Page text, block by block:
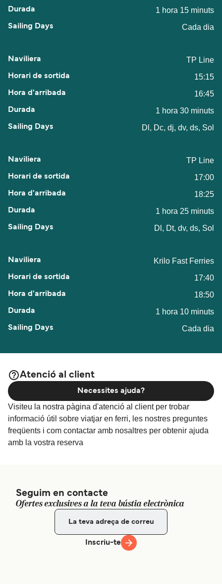
1 hora 15 minuts
Cada dia
TP Line
15:15
16:45
1 hora 30 minuts
Dl, Dc, dj, dv, ds, Sol
TP Line
17:00
18:25
1 hora 25 minuts
Dl, Dt, dv, ds, Sol
Krilo Fast Ferries
17:40
18:50
1 hora 10 minuts
Cada dia
Atenció al client
Visiteu la nostra pàgina d'atenció al client per trobar
informació útil sobre viatjar en ferri, les nostres preguntes
freqüents i com contactar amb nosaltres per obtenir ajuda
amb la vostra reserva
Necessites ajuda?
Seguim en contacte
Ofertes exclusives a la teva bústia electrònica
Inscriu-te